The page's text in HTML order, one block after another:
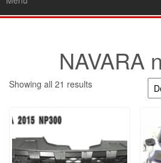
NAVARA
Showing all 21 results